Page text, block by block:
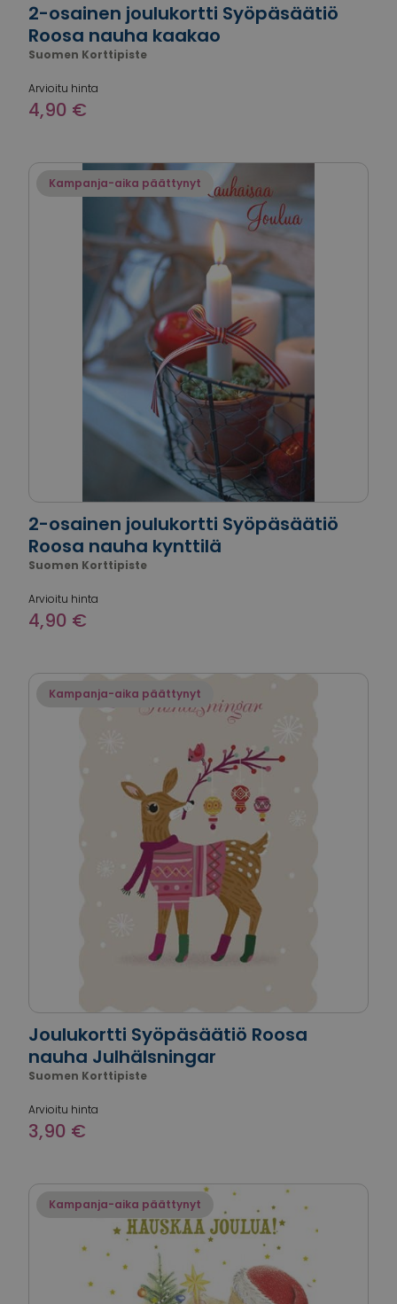
2-osainen joulukortti Syöpäsäätiö
Roosa nauha kaakao
Suomen Korttipiste
Arvioitu hinta
4,90 €
Kampanja-aika päättynyt
2-osainen joulukortti Syöpäsäätiö
Roosa nauha kynttilä
Suomen Korttipiste
Arvioitu hinta
4,90 €
Kampanja-aika päättynyt
Joulukortti Syöpäsäätiö Roosa
nauha Julhälsningar
Suomen Korttipiste
Arvioitu hinta
3,90 €
Kampanja-aika päättynyt